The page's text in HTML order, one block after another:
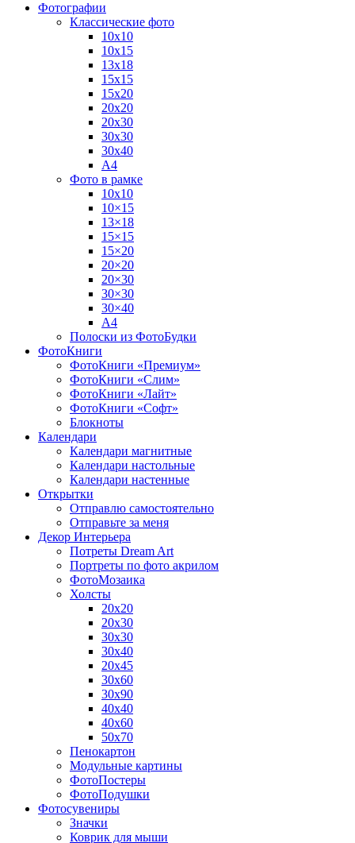
Фотографии
Классические фото
10х10
10х15
13х18
15х15
15х20
20х20
20х30
30х30
30х40
А4
Фото в рамке
10х10
10×15
13×18
15×15
15×20
20×20
20×30
30×30
30×40
A4
Полоски из ФотоБудки
ФотоКниги
ФотоКниги «Премиум»
ФотоКниги «Слим»
ФотоКниги «Лайт»
ФотоКниги «Софт»
Блокноты
Календари
Календари магнитные
Календари настольные
Календари настенные
Открытки
Отправлю самостоятельно
Отправьте за меня
Декор Интерьера
Потреты Dream Art
Портреты по фото акрилом
ФотоМозаика
Холсты
20х20
20х30
30х30
30х40
20х45
30х60
30х90
40х40
40х60
50х70
Пенокартон
Модульные картины
ФотоПостеры
ФотоПодушки
Фотоcувениры
Значки
Коврик для мыши